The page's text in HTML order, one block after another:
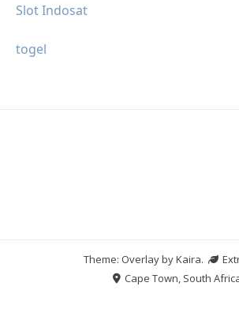
Slot Indosat
togel
Theme: Overlay byKaira.
Cape Town, South